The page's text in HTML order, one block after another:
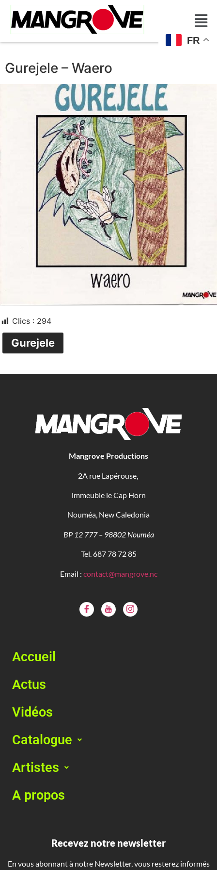
Gurejele – Waero
Clics : 294
Gurejele
Mangrove Productions
2A rue Lapérouse,
immeuble le Cap Horn
Nouméa, New Caledonia
BP 12 777 – 98802 Nouméa
Tel. 687 78 72 85
Email : contact@mangrove.nc
Accueil
Actus
Vidéos
Catalogue
Artistes
A propos
Recevez notre newsletter
En vous abonnant à notre Newsletter, vous resterez informés
FR